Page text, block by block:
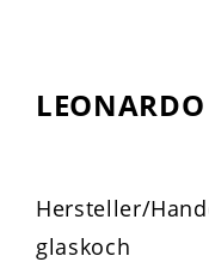
Hersteller/
glaskoch